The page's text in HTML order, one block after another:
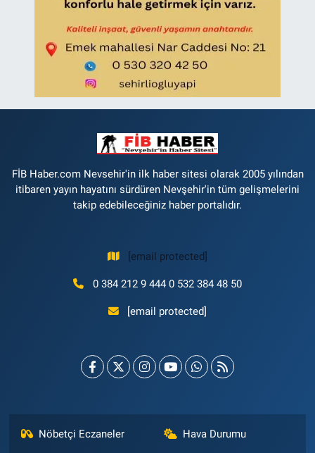
FİB Haber.com Nevsehir'in ilk haber sitesi olarak 2005 yılından
itibaren yayın hayatını sürdüren Nevşehir'in tüm gelişmelerini
takip edebileceğiniz haber portalıdır.
[email protected]
0 384 212 9 444 0 532 384 48 50
[email protected]
Nöbetçi Eczaneler Hava Durumu